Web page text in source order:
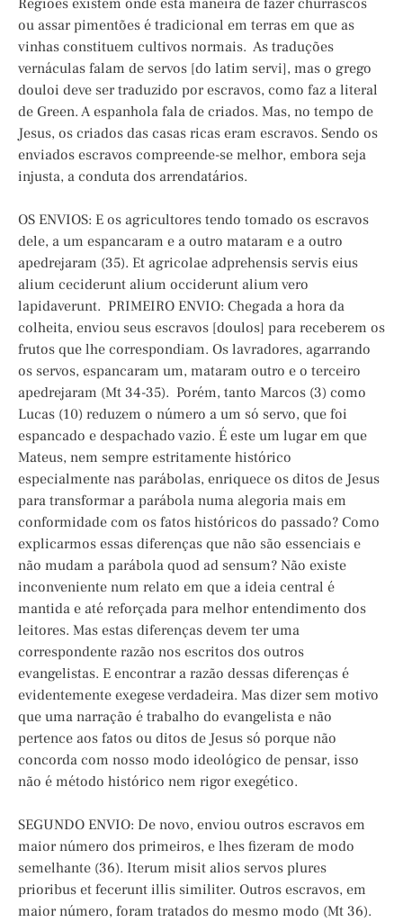
Regiões existem onde esta maneira de fazer churrascos
ou assar pimentões é tradicional em terras em que as
vinhas constituem cultivos normais. As traduções
vernáculas falam de servos [do latim servi], mas o grego
douloi deve ser traduzido por escravos, como faz a literal
de Green. A espanhola fala de criados. Mas, no tempo de
Jesus, os criados das casas ricas eram escravos. Sendo os
enviados escravos compreende-se melhor, embora seja
injusta, a conduta dos arrendatários.
OS ENVIOS: E os agricultores tendo tomado os escravos
dele, a um espancaram e a outro mataram e a outro
apedrejaram (35). Et agricolae adprehensis servis eius
alium ceciderunt alium occiderunt alium vero
lapidaverunt. PRIMEIRO ENVIO: Chegada a hora da
colheita, enviou seus escravos [doulos] para receberem os
frutos que lhe correspondiam. Os lavradores, agarrando
os servos, espancaram um, mataram outro e o terceiro
apedrejaram (Mt 34-35). Porém, tanto Marcos (3) como
Lucas (10) reduzem o número a um só servo, que foi
espancado e despachado vazio. É este um lugar em que
Mateus, nem sempre estritamente histórico
especialmente nas parábolas, enriquece os ditos de Jesus
para transformar a parábola numa alegoria mais em
conformidade com os fatos históricos do passado? Como
explicarmos essas diferenças que não são essenciais e
não mudam a parábola quod ad sensum? Não existe
inconveniente num relato em que a ideia central é
mantida e até reforçada para melhor entendimento dos
leitores. Mas estas diferenças devem ter uma
correspondente razão nos escritos dos outros
evangelistas. E encontrar a razão dessas diferenças é
evidentemente exegese verdadeira. Mas dizer sem motivo
que uma narração é trabalho do evangelista e não
pertence aos fatos ou ditos de Jesus só porque não
concorda com nosso modo ideológico de pensar, isso
não é método histórico nem rigor exegético.
SEGUNDO ENVIO: De novo, enviou outros escravos em
maior número dos primeiros, e lhes fizeram de modo
semelhante (36). Iterum misit alios servos plures
prioribus et fecerunt illis similiter. Outros escravos, em
maior número, foram tratados do mesmo modo (Mt 36).